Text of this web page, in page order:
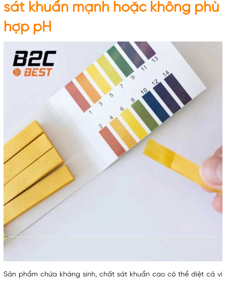
sát khuẩn mạnh hoặc không phù
hợp pH
Sản phẩm chứa kháng sinh, chất sát khuẩn cao có thể diệt cả vi